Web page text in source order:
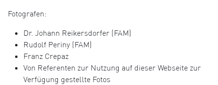
Fotografen:
Dr. Johann Reikersdorfer (FAM)
Rudolf Periny (FAM)
Franz Crepaz
Von Referenten zur Nutzung auf dieser Webseite zur
Verfügung gestellte Fotos